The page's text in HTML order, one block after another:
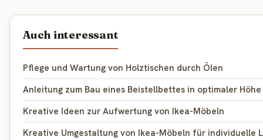
Auch interessant
Pflege und Wartung von Holztischen durch Ölen
Anleitung zum Bau eines Beistellbettes in optimaler Höhe
Kreative Ideen zur Aufwertung von Ikea-Möbeln
Kreative Umgestaltung von Ikea-Möbeln für individuelle